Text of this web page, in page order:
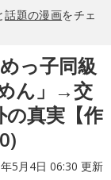
話題の漫画をチェ
っ子同級
ん」→交
の真実【作
5月4日 06:30 更新